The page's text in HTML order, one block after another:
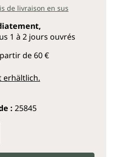
de livraison en sus
1 à 2 jours ouvrés
de 60 €
erhältlich.
: 25845
produit : Entrez la